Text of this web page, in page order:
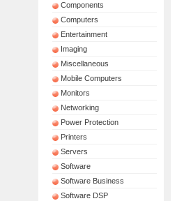
Components
Computers
Entertainment
Imaging
Miscellaneous
Mobile Computers
Monitors
Networking
Power Protection
Printers
Servers
Software
Software Business
Software DSP